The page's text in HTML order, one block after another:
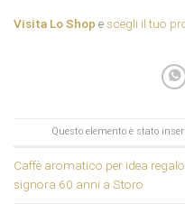
Visita Lo Shop escegli il tuo
Questo elemento è stato
Caffè aromatico per idea regalo
signora 60 anni a Storo